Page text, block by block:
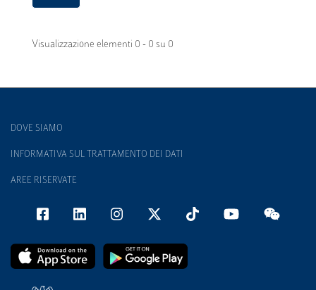
Visualizzazione elementi 0 - 0 su 0
DOVE SIAMO
INFORMATIVA SUL TRATTAMENTO DEI DATI
AREE RISERVATE